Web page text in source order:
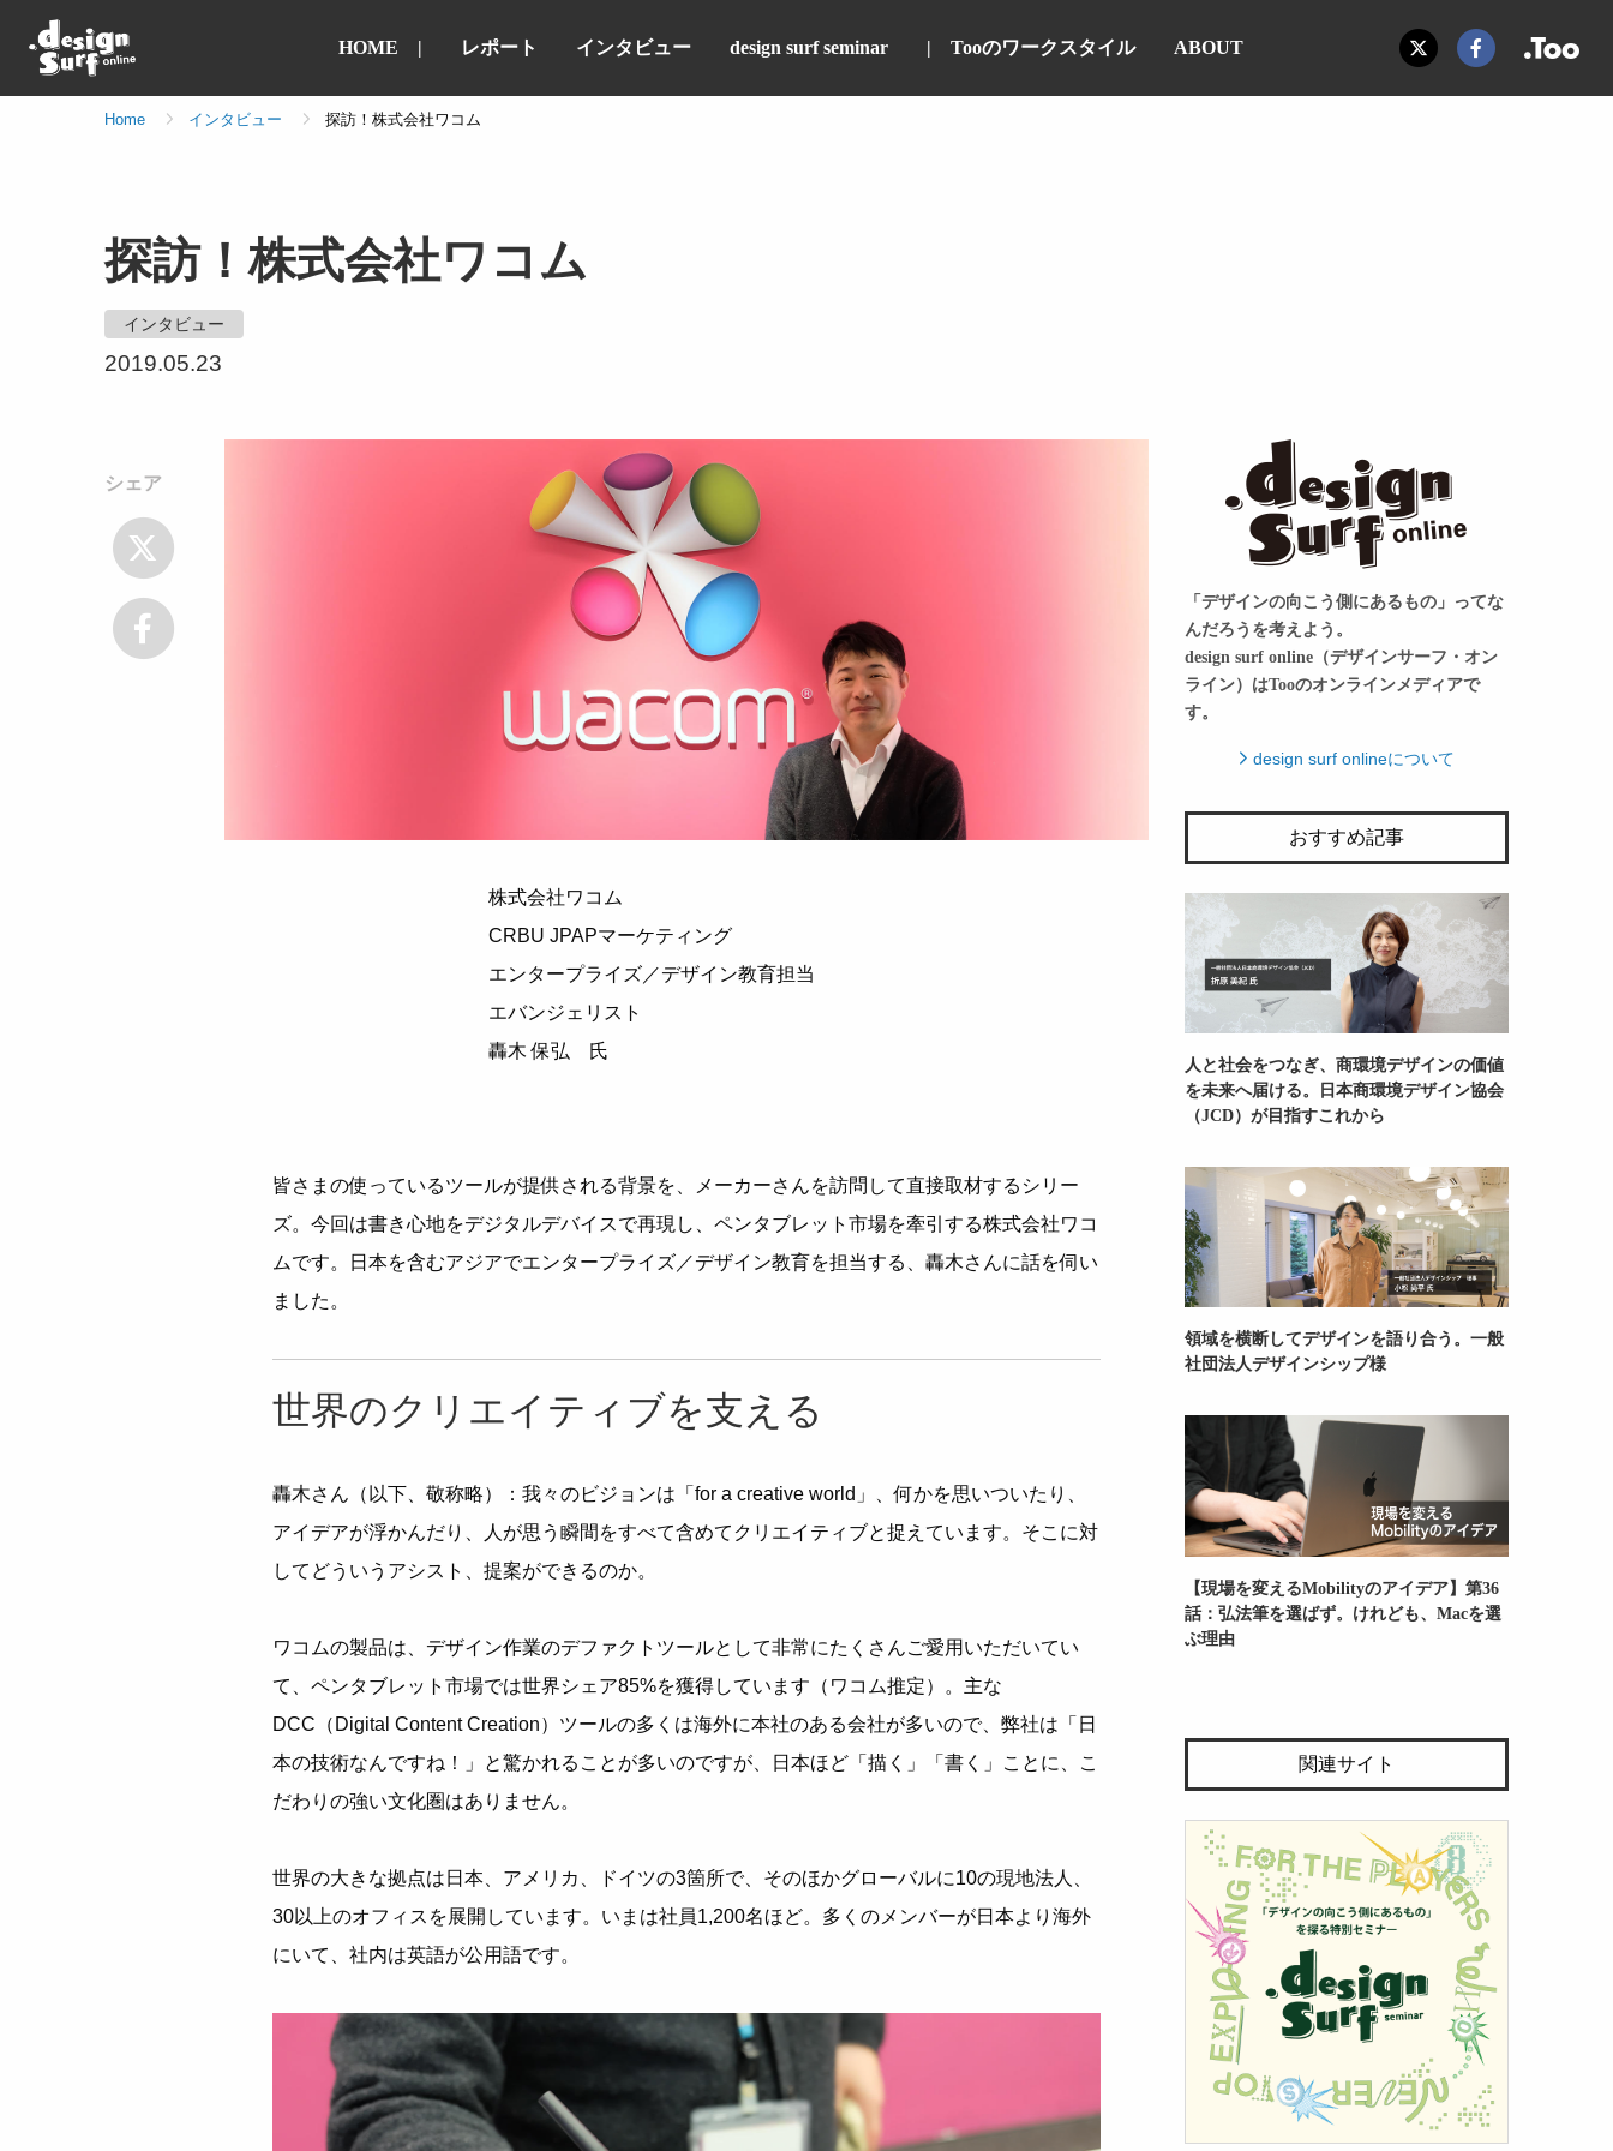
HOME レポート インタビュー design surf seminar Tooのワークスタイル ABOUT
Home インタビュー 探訪！株式会社ワコム
探訪！株式会社ワコム
インタビュー
2019.05.23
シェア
株式会社ワコム
CRBU JPAPマーケティング
エンタープライズ／デザイン教育担当
エバンジェリスト
轟木 保弘 氏
皆さまの使っているツールが提供される背景を、メーカーさんを訪問して直接取材するシリー
ズ。今回は書き心地をデジタルデバイスで再現し、ペンタブレット市場を牽引する株式会社ワコ
ムです。日本を含むアジアでエンタープライズ／デザイン教育を担当する、轟木さんに話を伺い
ました。
世界のクリエイティブを支える
轟木さん（以下、敬称略）：我々のビジョンは「for a creative world」、何かを思いついたり、
アイデアが浮かんだり、人が思う瞬間をすべて含めてクリエイティブと捉えています。そこに対
してどういうアシスト、提案ができるのか。
ワコムの製品は、デザイン作業のデファクトツールとして非常にたくさんご愛用いただいてい
て、ペンタブレット市場では世界シェア85%を獲得しています（ワコム推定）。主な
DCC（Digital Content Creation）ツールの多くは海外に本社のある会社が多いので、弊社は「日
本の技術なんですね！」と驚かれることが多いのですが、日本ほど「描く」「書く」ことに、こ
だわりの強い文化圏はありません。
世界の大きな拠点は日本、アメリカ、ドイツの3箇所で、そのほかグローバルに10の現地法人、
30以上のオフィスを展開しています。いまは社員1,200名ほど。多くのメンバーが日本より海外
にいて、社内は英語が公用語です。
「デザインの向こう側にあるもの」ってな
んだろうを考えよう。
design surf online（デザインサーフ・オン
ライン）はTooのオンラインメディアで
す。
design surf onlineについて
おすすめ記事
人と社会をつなぎ、商環境デザインの価値
を未来へ届ける。日本商環境デザイン協会
（JCD）が目指すこれから
領域を横断してデザインを語り合う。一般
社団法人デザインシップ様
【現場を変えるMobilityのアイデア】第36
話：弘法筆を選ばず。けれども、Macを選
ぶ理由
関連サイト